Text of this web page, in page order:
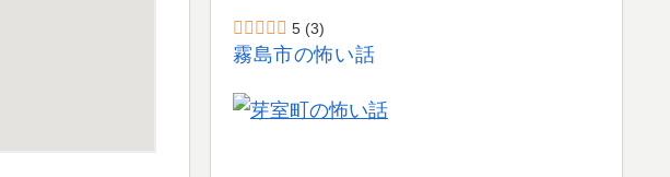
5 (3)
霧島市の怖い話